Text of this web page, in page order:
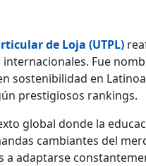
de Loja (UTPL)
Fue
sostenibilidad en
prestigiosos rankings.
global donde la
cambiantes del
a adaptarse